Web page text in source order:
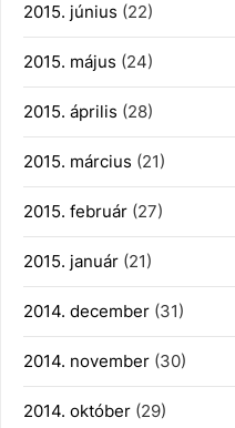
2015. június (22)
2015. május (24)
2015. április (28)
2015. március (21)
2015. február (27)
2015. január (21)
2014. december (31)
2014. november (30)
2014. október (29)